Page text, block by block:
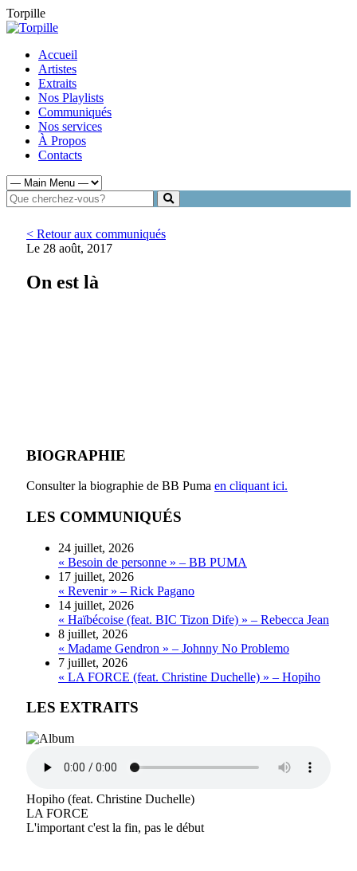
Torpille
Accueil
Artistes
Extraits
Nos Playlists
Communiqués
Nos services
À Propos
Contacts
< Retour aux communiqués
Le 28 août, 2017
On est là
BIOGRAPHIE
Consulter la biographie de BB Puma en cliquant ici.
LES COMMUNIQUÉS
24 juillet, 2026
« Besoin de personne » – BB PUMA
17 juillet, 2026
« Revenir » – Rick Pagano
14 juillet, 2026
« Haïbécoise (feat. BIC Tizon Dife) » – Rebecca Jean
8 juillet, 2026
« Madame Gendron » – Johnny No Problemo
7 juillet, 2026
« LA FORCE (feat. Christine Duchelle) » – Hopiho
LES EXTRAITS
Hopiho (feat. Christine Duchelle)
LA FORCE
L'important c'est la fin, pas le début